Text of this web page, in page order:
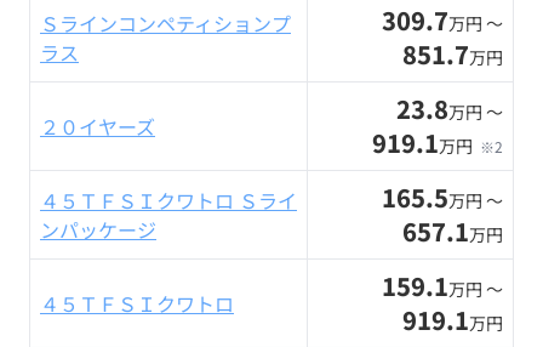
Ｓラインコンペティションプ
ラス
309.7万円 〜
851.7万円
２０イヤーズ 23.8万円 〜
919.1万円 ※2
４５ＴＦＳＩクワトロ Ｓライ
ンパッケージ
165.5万円 〜
657.1万円
４５ＴＦＳＩクワトロ 159.1万円 〜
919.1万円